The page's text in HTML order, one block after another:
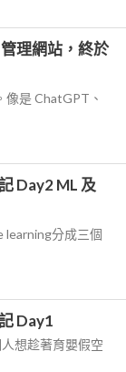
理網站，終於
是 ChatGPT、
Day2 ML 及
learning分成三個
Day1
想趁著育嬰假空